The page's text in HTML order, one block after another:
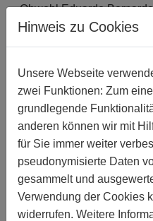
Obwohl Eduardo
ai-Büro in Porto Alegre
Justizminister José
Bundesbehörden auf,
Sorge darüber aus, dass
Gruppe Eduardo
anscheinend von der
Antwort auf dieses
bis heute nicht erhalten.
Der Fall wurde der neu
Hinweis zu Cookies
Unsere Webseite
zwei Funktionen: Zum
grundlegende
anderen können wir mit
für Sie immer weiter
pseudonymisierte Daten
gesammelt und
Verwendung der Cookies
widerrufen. Weitere